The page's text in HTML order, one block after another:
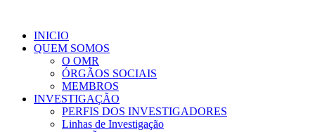
INICIO
QUEM SOMOS
O OMR
ÓRGÃOS SOCIAIS
MEMBROS
INVESTIGAÇÃO
PERFIS DOS INVESTIGADORES
Linhas de Investigação